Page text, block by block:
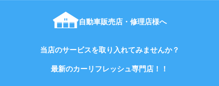
自動車販売店・修理店様へ
当店のサービスを取り入れてみませんか？
最新のカーリフレッシュ専門店！！